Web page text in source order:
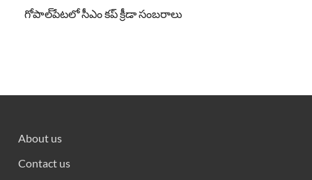
గోపాల్‌పేటలో సీఎం కప్ క్రీడా సంబరాలు
About us
Contact us